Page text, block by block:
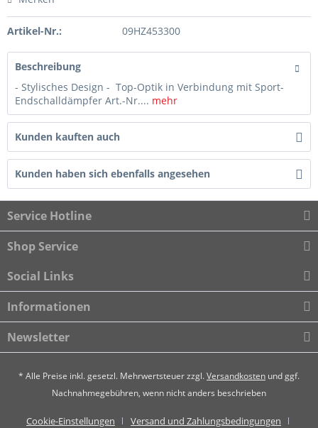
Artikel-Nr.: 09HZ453300
Beschreibung
- Stylisches Design - Top-Optik in Verbindung mit Sport-
Endschalldämpfer Art.-Nr.... mehr
Kunden kauften auch
Kunden haben sich ebenfalls angesehen
Service Hotline
Shop Service
Social Links
Informationen
Newsletter
* Alle Preise inkl. gesetzl. Mehrwertsteuer zzgl.Versandkosten und ggf.
Nachnahmegebühren, wenn nicht anders beschrieben
Cookie-Einstellungen Versand und Zahlungsbedingungen